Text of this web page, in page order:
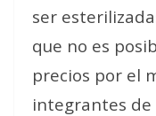
ser
que no es
precios por el
integrantes de